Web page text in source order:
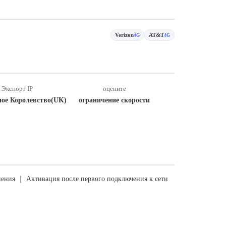
Verizon4G AT&T4G
Экспорт IP
Королевство(UK)
оцените
ограничение скорости
｜ Активация после первого подключения к сети